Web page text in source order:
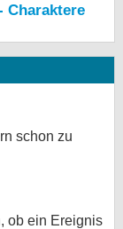
Charaktere
schon zu
ob ein Ereignis